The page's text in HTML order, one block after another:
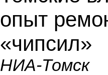
опыт
«чипсил»
НИА-Томск